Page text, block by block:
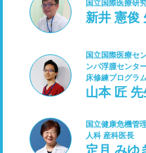
国立国際医療研
新井 憲俊
国立国際医療セ
ンパ浮腫センタ
床修練プログラ
山本 匠 先
国立健康危機管
人科 産科医長
定月 みゆ